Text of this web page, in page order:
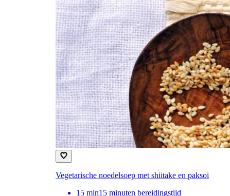
Vegetarische noedelsoep met shiitake en paksoi
15 min15 minuten bereidingstijd